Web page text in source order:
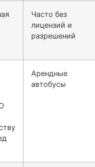
Часто без
лицензий и
разрешений
Арендные
автобусы